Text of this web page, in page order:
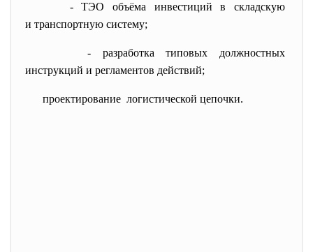
- ТЭО объёма инвестиций в складскую
и транспортную систему;
- разработка типовых должностных
инструкций и регламентов действий;
проектирование логистической цепочки.